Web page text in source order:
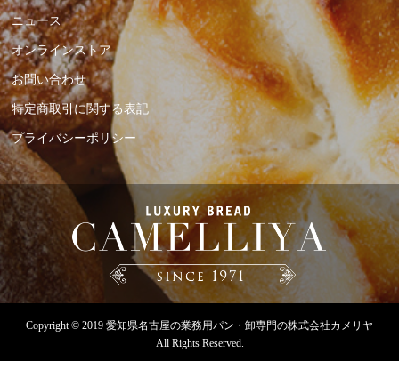
ニュース
オンラインストア
お問い合わせ
特定商取引に関する表記
プライバシーポリシー
Copyright © 2019 愛知県名古屋の業務用パン・卸専門の株式会社カメリヤ
All Rights Reserved.